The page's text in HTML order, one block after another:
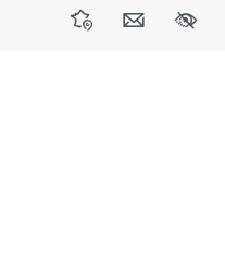
DirectionsContact